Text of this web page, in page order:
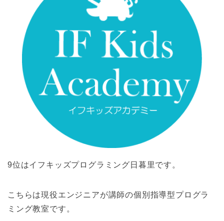
9位はイフキッズプログラミング日暮里です。
こちらは現役エンジニアが講師の個別指導型プログラ
ミング教室です。